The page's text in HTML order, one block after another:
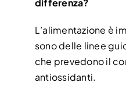
differenza?
L’alimentazione è
sono delle linee
che prevedono il
antiossidanti.